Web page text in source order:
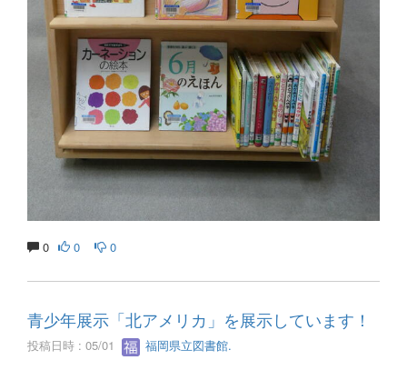
0 0 0
青少年展示「北アメリカ」を展示しています！
投稿日時 : 05/01 福岡県立図書館.